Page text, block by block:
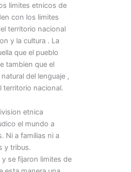
limites etnicos de
con los limites
territorio nacional
y la cultura . La
que el pueblo
tambien que el
del lenguaje ,
territorio nacional.
etnica
el mundo a
Ni a familias ni a
y tribus.
se fijaron limites de